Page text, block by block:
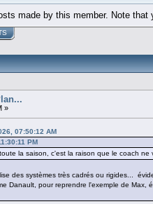
made by this member. Note
»
07:50:12 AM
PM
la saison, c'est la raison que le coach
des systèmes très cadrés ou rigides...
Danault, pour reprendre l'exemple de